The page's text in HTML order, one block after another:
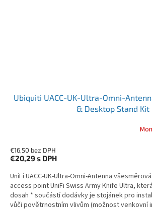
Ubiquiti UACC-UK-Ultra-Omni-
& Desktop Stand Kit
€16,50 bez DPH
€20,29 s DPH
UniFi UACC-UK-Ultra-Omni-Antenna
access point UniFi Swiss Army Knife Ultra,
dosah * součástí dodávky je stojánek pro
vůči povětrnostním vlivům (možnost venkovní